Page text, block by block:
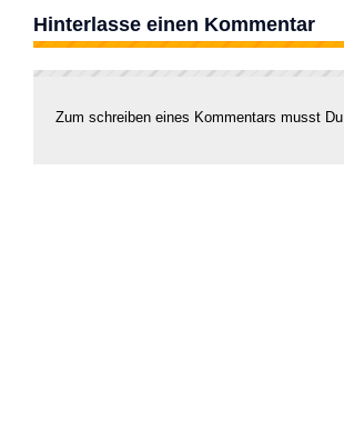
Hinterlasse einen Kommentar
Zum schreiben eines Kommentars musst Du